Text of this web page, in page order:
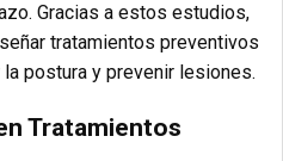
Gracias a estos estudios,
tratamientos preventivos
postura y prevenir lesiones.
Tratamientos